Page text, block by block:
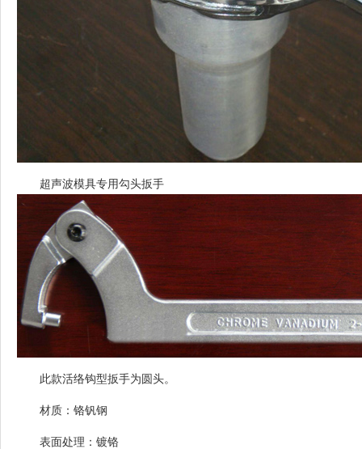
超声波模具专用勾头扳手
此款活络钩型扳手为圆头。
材质：铬钒钢
表面处理：镀铬